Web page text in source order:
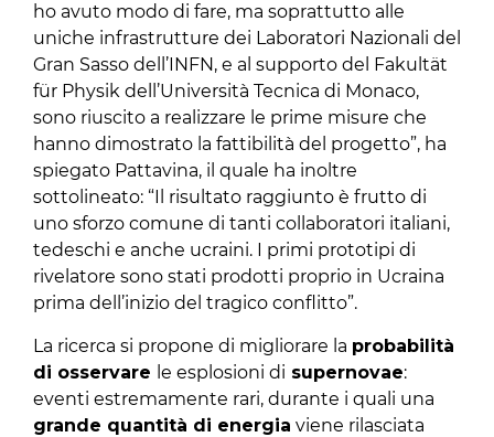
ho avuto modo di fare, ma soprattutto alle
uniche infrastrutture dei Laboratori Nazionali del
Gran Sasso dell’INFN, e al supporto del Fakultät
für Physik dell’Università Tecnica di Monaco,
sono riuscito a realizzare le prime misure che
hanno dimostrato la fattibilità del progetto”, ha
spiegato Pattavina, il quale ha inoltre
sottolineato: “Il risultato raggiunto è frutto di
uno sforzo comune di tanti collaboratori italiani,
tedeschi e anche ucraini. I primi prototipi di
rivelatore sono stati prodotti proprio in Ucraina
prima dell’inizio del tragico conflitto”.
La ricerca si propone di migliorare la probabilità
di osservare le esplosioni di supernovae:
eventi estremamente rari, durante i quali una
grande quantità di energia viene rilasciata